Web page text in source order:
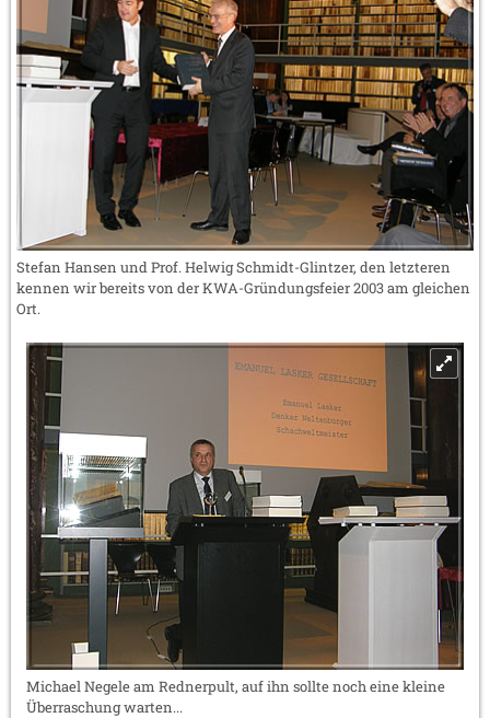
Stefan Hansen und Prof. Helwig Schmidt-Glintzer, den letzteren
kennen wir bereits von der KWA-Gründungsfeier 2003 am gleichen
Ort.
Michael Negele am Rednerpult, auf ihn sollte noch eine kleine
Überraschung warten...